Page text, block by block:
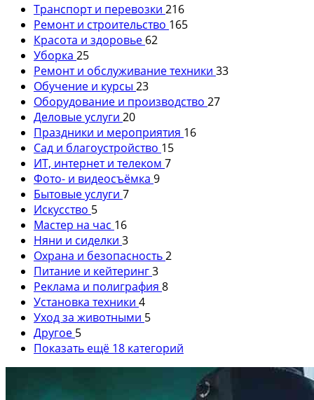
Транспорт и перевозки 216
Ремонт и строительство 165
Красота и здоровье 62
Уборка 25
Ремонт и обслуживание техники 33
Обучение и курсы 23
Оборудование и производство 27
Деловые услуги 20
Праздники и мероприятия 16
Сад и благоустройство 15
ИТ, интернет и телеком 7
Фото- и видеосъёмка 9
Бытовые услуги 7
Искусство 5
Мастер на час 16
Няни и сиделки 3
Охрана и безопасность2
Питание и кейтеринг3
Реклама и полиграфия 8
Установка техники 4
Уход за животными 5
Другое 5
Показать ещё 18 категорий